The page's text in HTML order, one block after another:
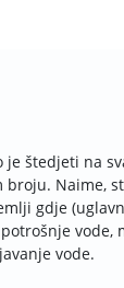
štedjeti na
Naime,
gdje
vode.